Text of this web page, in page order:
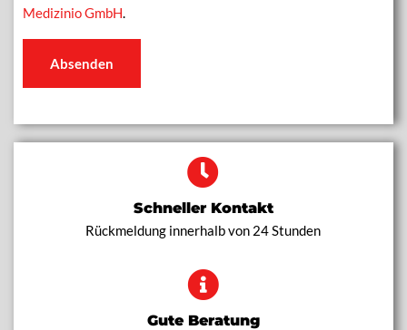
Medizinio GmbH.
Absenden
Schneller Kontakt
Rückmeldung innerhalb von 24 Stunden
Gute Beratung